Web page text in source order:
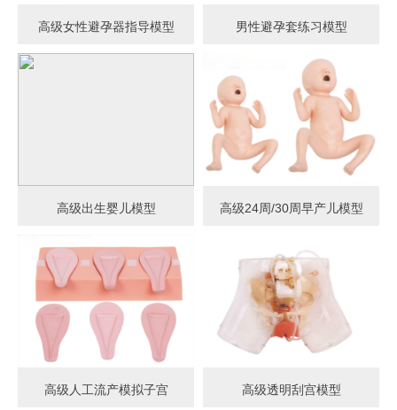
高级女性避孕器指导模型 男性避孕套练习模型
高级出生婴儿模型 高级24周/30周早产儿模型
高级人工流产模拟子宫 高级透明刮宫模型